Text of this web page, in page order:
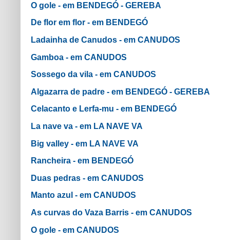
O gole - em BENDEGÓ - GEREBA
De flor em flor - em BENDEGÓ
Ladainha de Canudos - em CANUDOS
Gamboa - em CANUDOS
Sossego da vila - em CANUDOS
Algazarra de padre - em BENDEGÓ - GEREBA
Celacanto e Lerfa-mu - em BENDEGÓ
La nave va - em LA NAVE VA
Big valley - em LA NAVE VA
Rancheira - em BENDEGÓ
Duas pedras - em CANUDOS
Manto azul - em CANUDOS
As curvas do Vaza Barris - em CANUDOS
O gole - em CANUDOS